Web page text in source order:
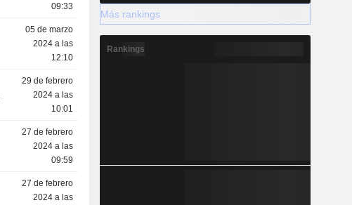
09:33
05 de marzo
2024 a las
12:10
29 de febrero
2024 a las
10:01
27 de febrero
2024 a las
09:59
27 de febrero
2024 a las
Más rankings
Rankings